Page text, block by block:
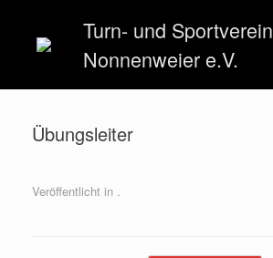
springen
Turn- und Sportverein
Nonnenweier e.V.
Übungsleiter
Veröffentlicht in .